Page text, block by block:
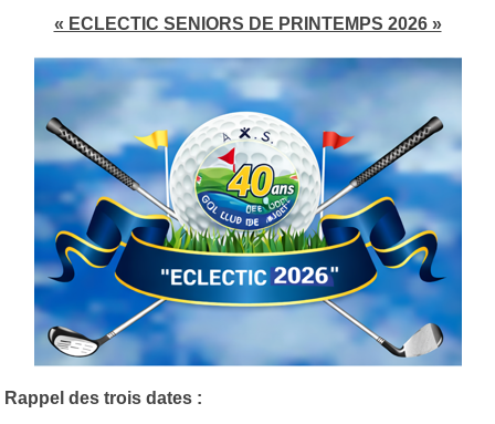
« ECLECTIC SENIORS DE PRINTEMPS 2026 »
Rappel des trois dates :